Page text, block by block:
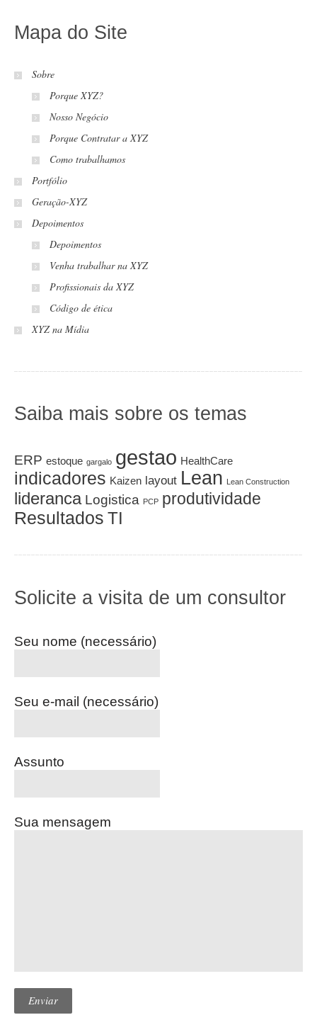
Mapa do Site
Sobre
Porque XYZ?
Nosso Negócio
Porque Contratar a XYZ
Como trabalhamos
Portfólio
Geração-XYZ
Depoimentos
Depoimentos
Venha trabalhar na XYZ
Profissionais da XYZ
Código de ética
XYZ na Mídia
Saiba mais sobre os temas
ERP estoque gargalo gestao HealthCare
indicadores Kaizen layout Lean Lean Construction
lideranca Logistica PCP produtividade
Resultados TI
Solicite a visita de um consultor
Seu nome (necessário)
Seu e-mail (necessário)
Assunto
Sua mensagem